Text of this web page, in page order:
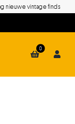
nieuwe vintage finds
0